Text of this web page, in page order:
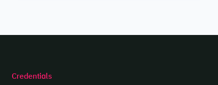
Credentials